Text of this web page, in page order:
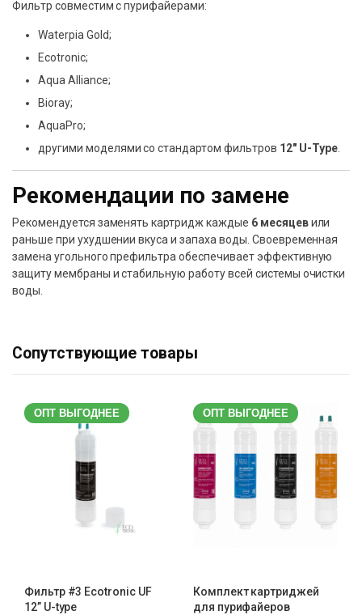
Фильтр совместим с пурифайерами:
Waterpia Gold;
Ecotronic;
Aqua Alliance;
Bioray;
AquaPro;
другими моделями со стандартом фильтров 12″ U-Type.
Рекомендации по замене
Рекомендуется заменять картридж каждые 6 месяцевили
раньше при ухудшении вкуса и запаха воды. Своевременная
замена угольного префильтра обеспечивает эффективную
защиту мембраны и стабильную работу всей системы очистки
воды.
Сопутствующие товары
ОПТ ВЫГОДНЕЕ
Фильтр #3 Ecotronic UF
12” U-type
ОПТ ВЫГОДНЕЕ
Комплект картриджей
для пурифайеров